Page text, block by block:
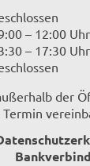
– 12:00
– 17:30
der